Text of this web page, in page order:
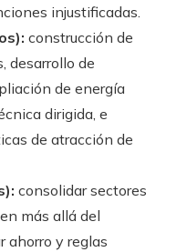
injustificadas.
construcción de
desarrollo de
de energía
dirigida, e
de atracción de
consolidar sectores
más allá del
ahorro y reglas